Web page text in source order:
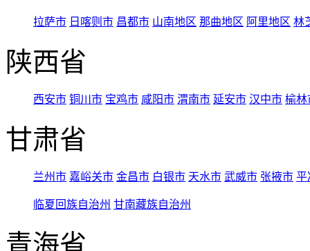
拉萨市 日喀则市 昌都市 山南地区 那曲地区 阿里地区 林
陕西省
西安市 铜川市 宝鸡市 咸阳市 渭南市 延安市 汉中市 榆林
甘肃省
兰州市 嘉峪关市 金昌市 白银市 天水市 武威市 张掖市 平
临夏回族自治州 甘南藏族自治州
青海省